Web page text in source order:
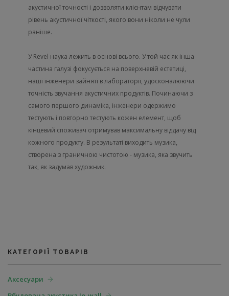
акустичної точності і дозволяти клієнтам відчувати
рівень акустичної чіткості, якого вони ніколи не чули
раніше.
У Revel наука лежить в основі всього. У той час як інша
частина галузі фокусується на поверхневій естетиці,
наші інженери зайняті в лабораторії, удосконалюючи
точність звучання акустичних продуктів. Починаючи з
самого першого динаміка, інженери одержимо
тестують і повторно тестують кожен елемент, щоб
кінцевий споживач отримував максимальну віддачу від
кожного продукту. В результаті виходить музика,
створена з граничною чистотою - музика, яка звучить
так, як задумав художник.
КАТЕГОРІЇ ТОВАРІВ
Аксесуари